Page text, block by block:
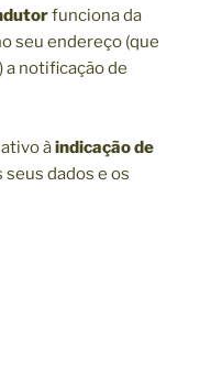
funciona da
seu endereço (que
a notificação de
àindicação de
seus dados e os